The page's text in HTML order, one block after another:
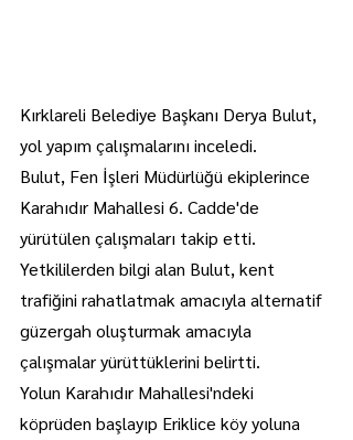
Kırklareli Belediye Başkanı Derya Bulut,
yol yapım çalışmalarını inceledi.
Bulut, Fen İşleri Müdürlüğü ekiplerince
Karahıdır Mahallesi 6. Cadde'de
yürütülen çalışmaları takip etti.
Yetkililerden bilgi alan Bulut, kent
trafiğini rahatlatmak amacıyla alternatif
güzergah oluşturmak amacıyla
çalışmalar yürüttüklerini belirtti.
Yolun Karahıdır Mahallesi'ndeki
köprüden başlayıp Eriklice köy yoluna